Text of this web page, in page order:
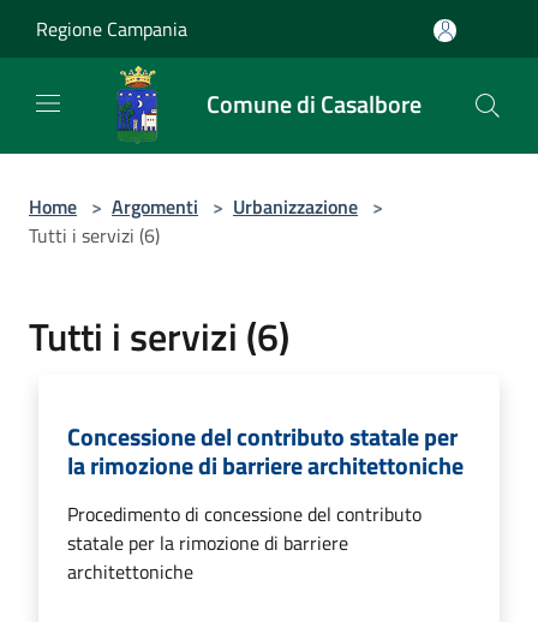
Regione Campania
Comune di Casalbore
Home > Argomenti > Urbanizzazione >
Tutti i servizi (6)
Tutti i servizi (6)
Concessione del contributo statale per
la rimozione di barriere architettoniche
Procedimento di concessione del contributo
statale per la rimozione di barriere
architettoniche